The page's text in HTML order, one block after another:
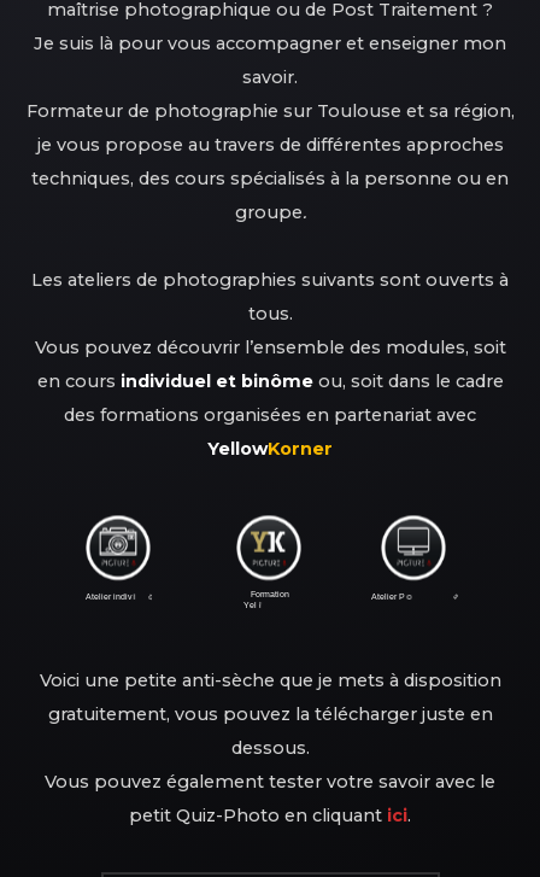
maîtrise photographique ou de Post Traitement ?
Je suis là pour vous accompagner et enseigner mon
savoir.
Formateur de photographie sur Toulouse et sa région,
je vous propose au travers de différentes approches
techniques, des cours spécialisés à la personne ou en
groupe.
Les ateliers de photographies suivants sont ouverts à
tous.
Vous pouvez découvrir l’ensemble des modules, soit
en cours individuel et binômeou, soit dans le cadre
des formations organisées en partenariat avec
YellowKorner
Ate ier indivi e Formation
Ye o
Ate ier Pos
Voici une petite anti-sèche que je mets à disposition
gratuitement, vous pouvez la télécharger juste en
dessous.
Vous pouvez également tester votre savoir avec le
petit Quiz-Photo en cliquant ici.